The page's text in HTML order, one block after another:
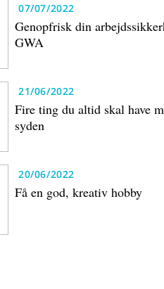
07/07/2022
Genopfrisk din
GWA
21/06/2022
Fire ting du altid skal have
syden
20/06/2022
Få en god, kreativ hobby